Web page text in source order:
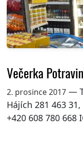
Večerka
2. prosince 2017—
Hájích 281 463
+420 608 780 668